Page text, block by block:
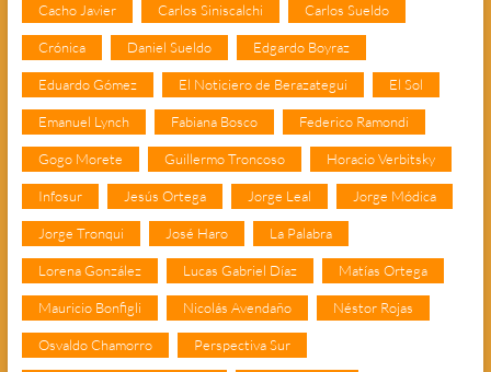
Cacho Javier Carlos Siniscalchi Carlos Sueldo
Crónica Daniel Sueldo Edgardo Boyraz
Eduardo Gómez El Noticiero de Berazategui El Sol
Emanuel Lynch Fabiana Bosco Federico Ramondi
Gogo Morete Guillermo Troncoso Horacio Verbitsky
Infosur Jesús Ortega Jorge Leal Jorge Módica
Jorge Tronqui José Haro La Palabra
Lorena González Lucas Gabriel Díaz Matías Ortega
Mauricio Bonfigli Nicolás Avendaño Néstor Rojas
Osvaldo Chamorro Perspectiva Sur